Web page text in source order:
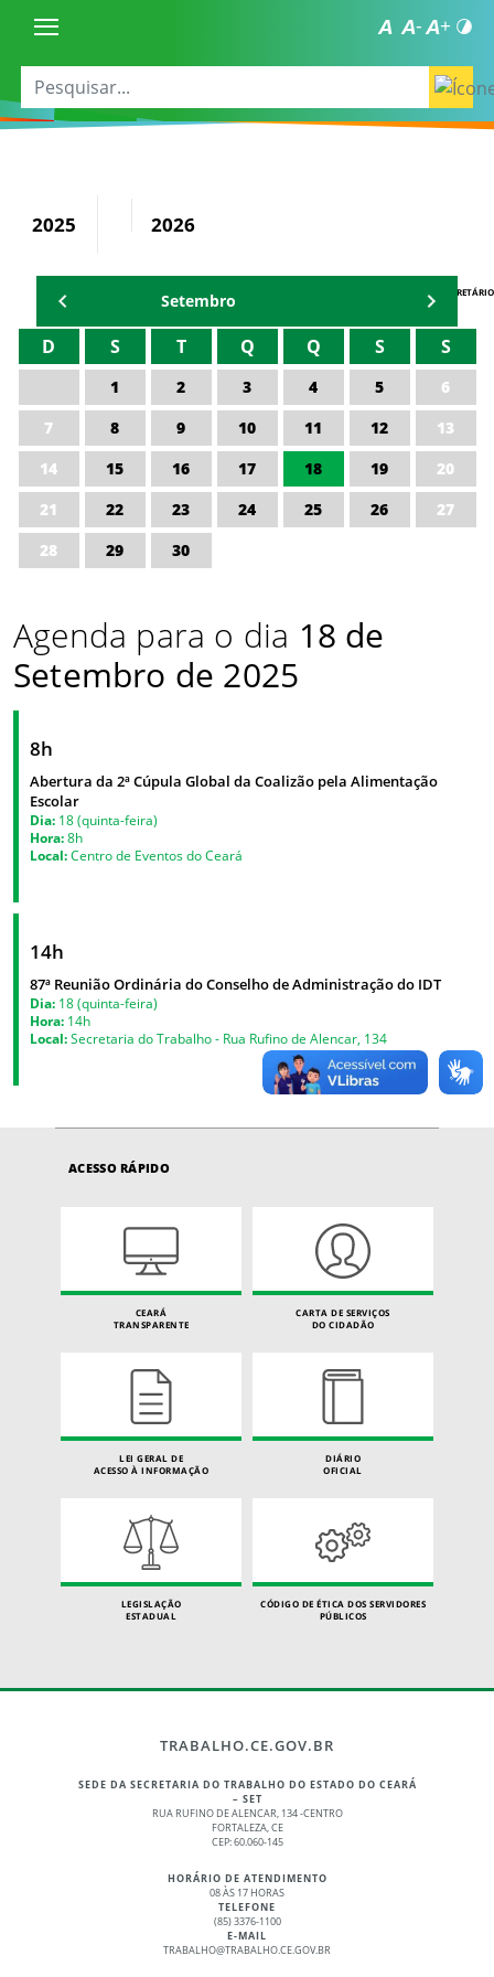
2025 2026
AGENDA DO SECRETÁRIO
Setembro
D S T Q Q S S
1 2 3 4 5
6
7
8 9 10 11 12
13
14
15 16 17 18 19
20
21
22 23 24 25 26
27
28
29 30
Agenda para o dia 18 de
Setembro de 2025
8h
Abertura da 2ª Cúpula Global da Coalizão pela Alimentação
Escolar
Dia: 18 (quinta-feira)
Hora:8h
Local:Centro de Eventos do Ceará
14h
87ª Reunião Ordinária do Conselho de Administração do IDT
Dia: 18 (quinta-feira)
Hora: 14h
Local:Secretaria do Trabalho - Rua Rufino de Alencar, 134
ACESSO RÁPIDO
CEARÁ
TRANSPARENTE
CARTA DE SERVIÇOS
DO CIDADÃO
LEI GERAL DE
ACESSO À INFORMAÇÃO
DIÁRIO
OFICIAL
LEGISLAÇÃO
ESTADUAL
CÓDIGO DE ÉTICA DOS SERVIDORES
PÚBLICOS
TRABALHO.CE.GOV.BR
SEDE DA SECRETARIA DO TRABALHO DO ESTADO DO CEARÁ
– SET
RUA RUFINO DE ALENCAR, 134 -CENTRO
FORTALEZA, CE
CEP: 60.060-145
HORÁRIO DE ATENDIMENTO
08 ÀS 17 HORAS
TELEFONE
(85) 3376-1100
E-MAIL
TRABALHO@TRABALHO.CE.GOV.BR